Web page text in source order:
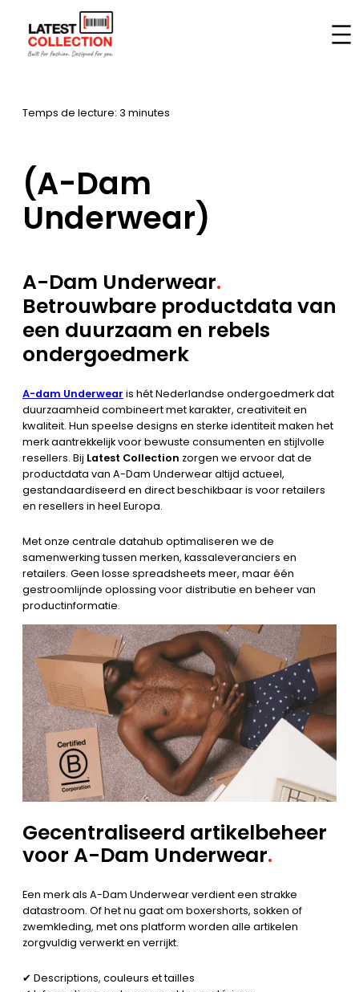
contenu
Accueil –Marques
Temps de lecture: 3 minutes
(A-Dam
Underwear)
A-Dam Underwear.
Betrouwbare productdata van
een duurzaam en rebels
ondergoedmerk
A-dam Underwear is hét Nederlandse ondergoedmerk dat
duurzaamheid combineert met karakter, creativiteit en
kwaliteit. Hun speelse designs en sterke identiteit maken het
merk aantrekkelijk voor bewuste consumenten en stijlvolle
resellers. Bij Latest Collection zorgen we ervoor dat de
productdata van A-Dam Underwear altijd actueel,
gestandaardiseerd en direct beschikbaar is voor retailers
en resellers in heel Europa.
Met onze centrale datahub optimaliseren we de
samenwerking tussen merken, kassaleveranciers en
retailers. Geen losse spreadsheets meer, maar één
gestroomlijnde oplossing voor distributie en beheer van
productinformatie.
Gecentraliseerd artikelbeheer
voor A-Dam Underwear.
Een merk als A-Dam Underwear verdient een strakke
datastroom. Of het nu gaat om boxershorts, sokken of
zwemkleding, met ons platform worden alle artikelen
zorgvuldig verwerkt en verrijkt.
✔ Descriptions, couleurs et tailles